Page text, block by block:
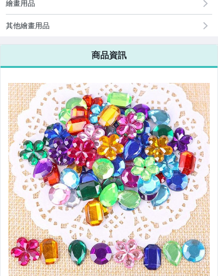
★銅板小物★
★歐風復古木櫃
●●●辦公創意小物●●●
●便條紙/筆記本/便簽卡
●筆袋/筆筒/文具收納
●膠帶/貼紙/手帳相關
●夾子/書籤/信封/迴紋針
●筆/剪刀/美工刀/立可帶
●黑白板/桌曆/手寫板
●磁鐵/印章/留言夾/印泥
✿超強收納大全✿
繪畫用品
其他繪畫用品
商品資訊